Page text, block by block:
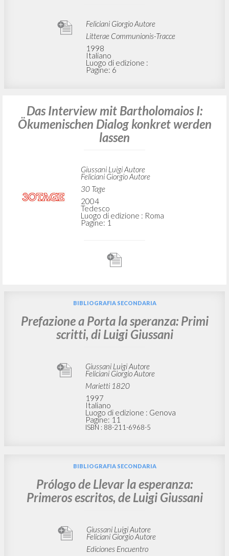
Feliciani Giorgio Autore
Litterae Communionis-Tracce
1998
Italiano
Luogo di edizione :
Pagine: 6
Das Interview mit Bartholomaios I:
Ökumenischen Dialog konkret werden
lassen
Giussani Luigi Autore
Feliciani Giorgio Autore
30 Tage
2004
Tedesco
Luogo di edizione : Roma
Pagine: 1
BIBLIOGRAFIA SECONDARIA
Prefazione a Porta la speranza: Primi
scritti, di Luigi Giussani
Giussani Luigi Autore
Feliciani Giorgio Autore
Marietti 1820
1997
Italiano
Luogo di edizione : Genova
Pagine: 11
ISBN : 88-211-6968-5
BIBLIOGRAFIA SECONDARIA
Prólogo de Llevar la esperanza:
Primeros escritos, de Luigi Giussani
Giussani Luigi Autore
Feliciani Giorgio Autore
Ediciones Encuentro